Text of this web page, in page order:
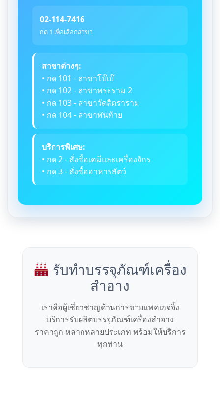
02-114-7416
กด 1 เพื่อเลือกสาขา
สาขาต่างๆ:
• กด 101 - สาขาโบ๊เบ๊
• กด 102 - สาขาพระราม 2
• กด 103 - สาขาวัดสิตราราม
• กด 104 - สาขาพันท้าย
บริการพิเศษ:
• กด 2 - สั่งซื้อเคมีและเครื่องจักร
• กด 3 - สั่งซื้ออาหารสัตว์
รับทำบรรจุภัณฑ์เครื่อง
สำอาง
เราคือผู้เชี่ยวชาญด้านการขายแพคเกจจิ้ง
บริการรับผลิตบรรจุภัณฑ์เครื่องสำอาง
ราคาถูก หลากหลายประเภท พร้อมให้บริการ
ทุกท่าน